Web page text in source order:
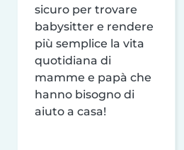
sicuro per trovare
babysitter e rendere
più semplice la vita
quotidiana di
mamme e papà che
hanno bisogno di
aiuto a casa!